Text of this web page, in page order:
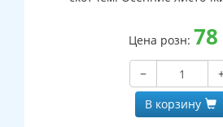
Цена розн: 78
−
В корзину